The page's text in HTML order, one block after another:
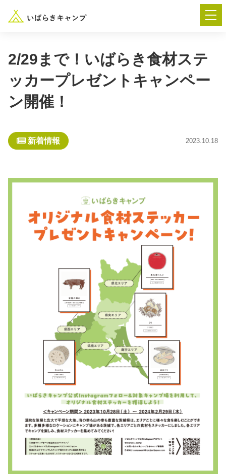
― AUTUMN FESTA 2026 ―
イベント情報 春夏キャンプ
秋冬キャンプ 山間キャンプ
川辺キャンプ
湖畔キャンプ
利用規約
プライバシーポリシー
2/29まで！いばらき食材ステ
ッカープレゼントキャンペー
ン開催！
新着情報 2023.10.18